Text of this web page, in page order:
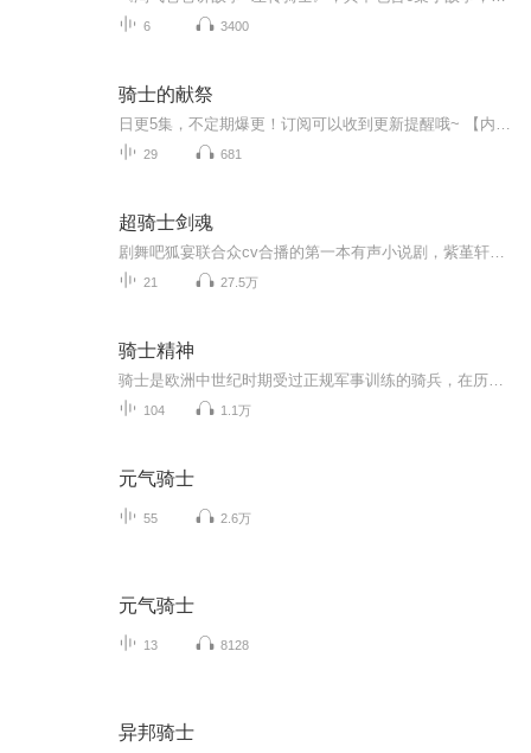
6 3400
骑士的献祭
29 681
超骑士剑魂
21 27.5万
骑士精神
104 1.1万
元气骑士
55 2.6万
元气骑士
13 8128
异邦骑士